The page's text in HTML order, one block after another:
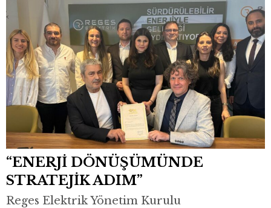
“ENERJİ DÖNÜŞÜMÜNDE
STRATEJİK ADIM”
Reges Elektrik Yönetim Kurulu